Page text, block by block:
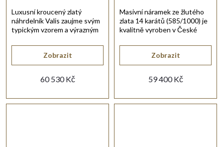
60 530 Kč
Zobrazit
Luxusní kroucený zlatý
náhrdelník Valis zaujme svým
typickým vzorem a výrazným
59 400 Kč
Zobrazit
Masivní náramek ze žlutého
zlata 14 karátů (585/1000) je
kvalitně vyroben v České